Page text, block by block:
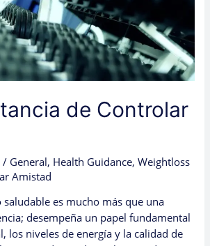
de Controlar
/ General, Health Guidance,Weightloss
Amistad
es mucho más que una
desempeña un papel fundamental
los niveles de energía y la calidad de